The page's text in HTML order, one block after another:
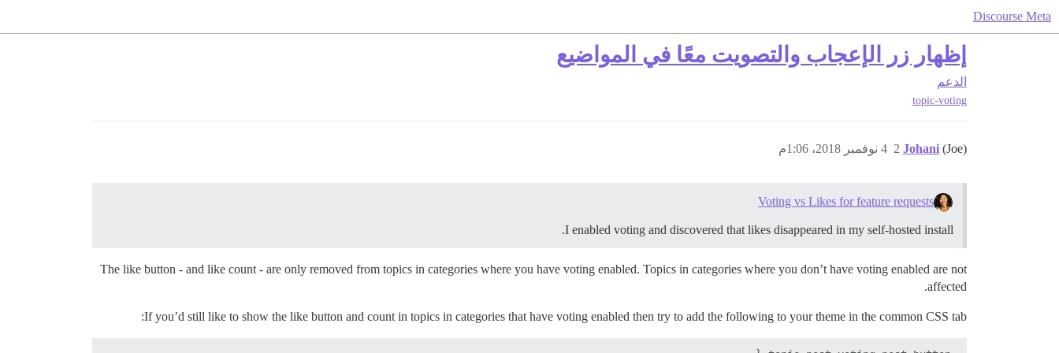
Discourse Meta
إظهار زر الإعجاب والتصويت معًا في المواضيع
الدعم
topic-voting
Johani (Joe) 4 نوفمبر 2018، 1:06م 2
Voting vs Likes for feature requests
I enabled voting and discovered that likes disappeared in my self-hosted install.
The like button - and like count - are only removed from topics in categories where you have voting enabled. Topics in categories where you don’t have voting enabled are not
affected.
If you’d still like to show the like button and count in topics in categories that have voting enabled then try to add the following to your theme in the common CSS tab: